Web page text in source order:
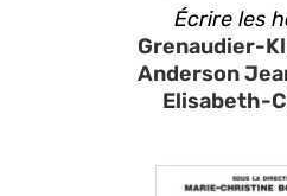
Écrire les
Grenaudier-
Anderson
Elisabeth-